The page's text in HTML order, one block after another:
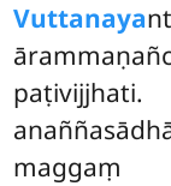
Vuttanaya